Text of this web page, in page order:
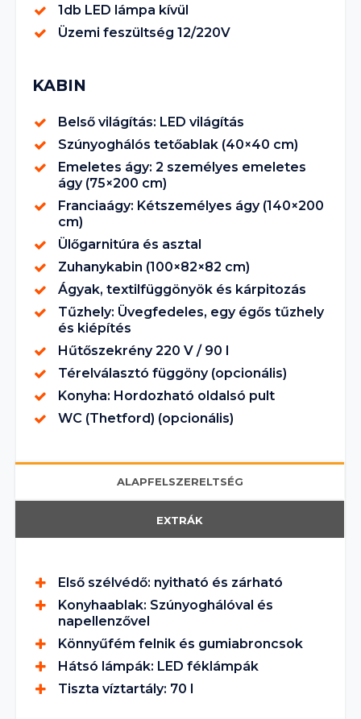
1db LED lámpa kívül
Üzemi feszültség 12/220V
KABIN
Belső világítás: LED világítás
Szúnyoghálós tetőablak (40×40 cm)
Emeletes ágy: 2 személyes emeletes
ágy (75×200 cm)
Franciaágy: Kétszemélyes ágy (140×200
cm)
Ülőgarnitúra és asztal
Zuhanykabin (100×82×82 cm)
Ágyak, textilfüggönyök és kárpitozás
Tűzhely: Üvegfedeles, egy égős tűzhely
és kiépítés
Hűtőszekrény 220 V / 90 l
Térelválasztó függöny (opcionális)
Konyha: Hordozható oldalsó pult
WC (Thetford) (opcionális)
ALAPFELSZERELTSÉG
EXTRÁK
Első szélvédő: nyitható és zárható
Konyhaablak: Szúnyoghálóval és
napellenzővel
Könnyűfém felnik és gumiabroncsok
Hátsó lámpák: LED féklámpák
Tiszta víztartály: 70 l